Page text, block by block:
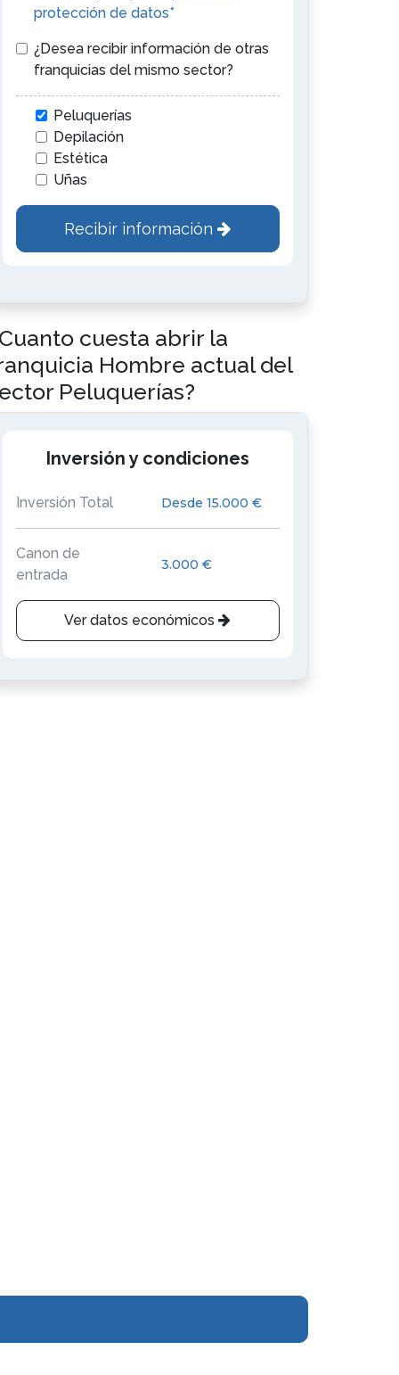
protección de datos*
¿Desea recibir información de otras
franquicias del mismo sector?
Peluquerías
Depilación
Estética
Uñas
Recibir información
cuesta abrir la
Hombre actual del
Peluquerías?
Inversión y condiciones
Inversión Total Desde 15.000 €
Canon de
entrada
3.000 €
Ver datos económicos